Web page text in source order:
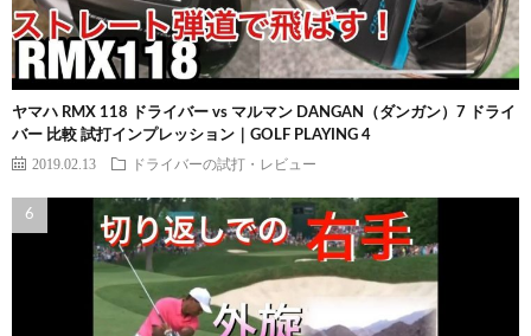
ヤマハ RMX 118 ドライバー vs マルマン DANGAN（ダンガン）7 ドライ
バー 比較 試打インプレッション｜GOLF PLAYING 4
2019.02.13 ドライバーの試打・レビュー